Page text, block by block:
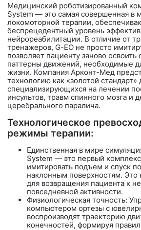
Медицинский роботизированный
System — это самая совершенная в
локомоторной терапии,
беспрецедентный уровень
нейрореабилитации. В отличие от
тренажеров, G-EO не просто
позволяет пациенту заново
паттерны движений, необходимые
жизни. Компания Арконт-Мед
технологию как «золотой стандарт»
специализирующихся на лечении
инсультов, травм спинного мозга и
церебрального паралича.
Технологическое
режимы терапии:
Единственная в мире
System — это первый
имитировать подъем и спуск
наклонным поверхностям. Это
для возвращения пациента к
повседневной активности.
Физиологическая точность:
компьютером ортезы с
воспроизводят траекторию
конечностей, формируя